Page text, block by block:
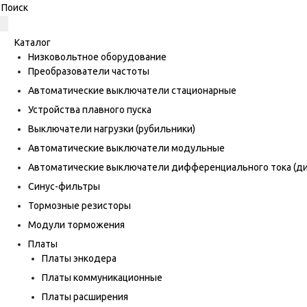
Каталог
Низковольтное оборудование
Преобразователи частоты
Автоматические выключатели стационарные
Устройства плавного пуска
Выключатели нагрузки (рубильники)
Автоматические выключатели модульные
Автоматические выключатели дифференциального тока
Синус-фильтры
Тормозные резисторы
Модули торможения
Платы
Платы энкодера
Платы коммуникационные
Платы расширения